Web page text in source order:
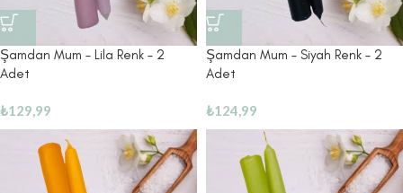
Şamdan Mum – Lila Renk – 2
Adet
₺129,99
Şamdan Mum – Siyah Renk – 2
Adet
₺124,99